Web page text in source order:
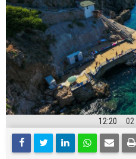
12:20 02